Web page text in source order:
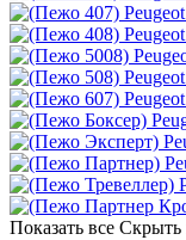
Показать все Скрыть